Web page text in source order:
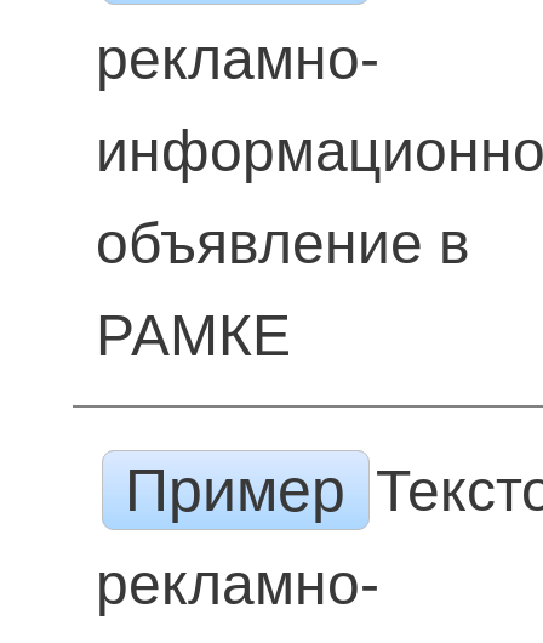
рекламно-
объявление в
РАМКЕ
Пример
рекламно-